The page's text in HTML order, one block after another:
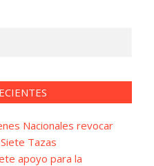
Nacionales revocar
Tazas
apoyo para la